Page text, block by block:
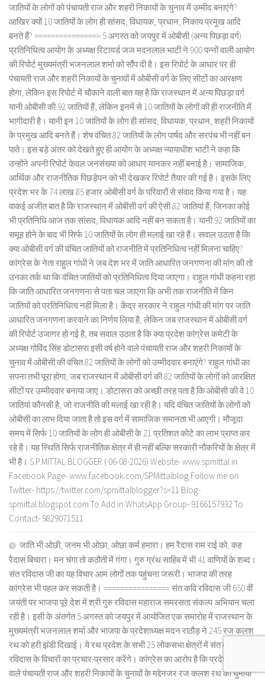
जातियों के लोगों को पंचायती राज और शहरी निकायों के चुनाव में उम्मीद बनाएंगे?
आखिर क्यों 10 जातियों के लोग ही सांसद, विधायक, प्रधान, निकाय प्रमुख आदि
बनते हैं? ================ 5 अगस्त को जयपुर में ओबीसी (अन्य पिछड़ा वर्ग)
प्रतिनिधित्व आयोग के अध्यक्ष रिटायर्ड जज मदनलाल भाटी ने 900 पन्नों वाली आयोग
की रिपोर्ट मुख्यमंत्री भजनलाल शर्मा को सौंप दी है। इस रिपोर्ट के आधार पर ही
पंचायती राज और शहरी निकायों के चुनावों में ओबीसी वर्ग के लिए सीटों का आरक्षण
होगा, लेकिन इस रिपोर्ट में चौकाने वाली बात यह है कि राजस्थान में अन्य पिछड़ा वर्ग
यानी ओबीसी की 92 जातियों हैं, लेकिन इनमें से 10 जातियों के लोगों की ही राजनीति में
भागीदारी है। यानी इन 10 जातियों के लोग ही सांसद, विधायक, प्रधान, शहरी निकायों
के प्रमुख आदि बनते हैं। शेष वंचित 82 जातियों के लोग पार्षद और सरपंच भी नहीं बन
पाते। इस बड़े अंतर को देखते हुए ही आयोग के अध्यक्ष न्यायाधीश भाटी ने कहा कि
उन्होंने अपनी रिपोर्ट केवल जनसंख्या को आधार मानकर नहीं बनाई है। सामाजिक,
आर्थिक और राजनीतिक पिछड़ेपन को भी देखकर रिपोर्ट तैयार की गई है। इसके लिए
प्रदेश भर के 74 लाख 85 हजार ओबीसी वर्ग के परिवारों से संवाद किया गया है। यह
वाकई अजीत बात है कि राजस्थान में ओबीसी वर्ग की ऐसी 82 जातियां हैं, जिनका कोई
भी प्रतिनिधि आज तक सांसद, विधायक आदि नहीं बन सकता है। यानी 92 जातियों का
समूह होने के बाद भी सिर्फ 10 जातियों के लोग ही मलाई खा रहे हैं। सवाल उठता है कि
क्या ओबीसी वर्ग की वंचित जातियों को राजनीति में प्रतिनिधित्व नहीं मिलना चाहिए?
कांग्रेस के नेता राहुल गांधी ने जब देश भर में जाति आधारित जनगणना की मांग की तो
उनका तर्क था कि वंचित जातियों को प्रतिनिधित्व दिया जाएगा। राहुल गांधी कहना रहा
कि जाति आधारित जनगणना से पता चल जाएगा कि अभी तक राजनीति में किन
जातियों को प्रतिनिधित्व नहीं मिला है। केंद्र सरकार ने राहुल गांधी की मांग पर जाति
आधारित जनगणना करवाने का निर्णय लिया है, लेकिन जब राजस्थान में ओबीसी वर्ग
की रिपोर्ट उजागर हो गई है, तब सवाल उठता है कि क्या प्रदेश कांग्रेस कमेटी के
अध्यक्ष गोविंद सिंह डोटासरा इसी वर्ष होने वाले पंचायती राज और शहरी निकायों के
चुनाव में ओबीसी की वंचित 82 जातियों के लोगों को उम्मीदवार बनाएंगे? राहुल गांधी का
सपना तभी पूरा होगा, जब राजस्थान में ओबीसी वर्ग की 82 जातियों के लोगों को आरक्षित
सीटों पर उम्मीदवार बनाया जाए। डोटासरा को अच्छी तरह पता है कि ओबीसी की वे 10
जातियां कौनसी है, जो राजनीति की मलाई खा रही है। यदि वंचित जातियों के लोगों को
ओबीसी का लाभ दिया जाता है तो इस वर्ग में सामाजिक समानता भी आएगी। मौजूदा
समय में सिर्फ 10 जातियों के लोग ही ओबीसी के 21 प्रतिशत कोटे का लाभ प्राप्त कर
रहे है। यह स्थिति सिर्फ राजनीतिक क्षेत्र में ही नहीं बल्कि सरकारी नौकरियों के क्षेत्र में
भी है। S.P.MITTAL BLOGGER ( 06-08-2026) Website- www.spmittal.in
Facebook Page- www.facebook.com/SPMittalblog Follow me on
Twitter- https://twitter.com/spmittalblogger?s=11 Blog-
spmittal.blogspot.com To Add in WhatsApp Group- 9166157932 To
Contact- 9829071511
जाति भी ओछी, जनम भी ओछा, ओछा कर्म हमारा। हम रैदास राम राई को, कह
रैदास बिचारा। मन चंगा तो कठौती में गंगा। गुरु ग्रंथ साहिब में भी 41 वाणियों के शब्द।
संत रविदास जी का यह विचार आम लोगों तक पहुंचना जरूरी। भाजपा की तरह
कांग्रेस भी पहल कर सकती है। ================ संत कवि रविदास जी 650 वीं
जयंती पर भाजपा पूरे देश में श्री गुरु रविदास महाराज समरसता संकल्प अभियान चला
रही है। इसी के अंतर्गत 5 अगस्त को जयपुर में आयोजित एक समारोह में राजस्थान के
मुख्यमंत्री भजनलाल शर्मा और भाजपा के प्रदेशाध्यक्ष मदन राठौड़ ने 245 रज कलश
रथ को हरी झंडी दिखाई। ये रथ प्रदेश के सभी 25 लोकसभा क्षेत्रों में संत कवि
रविदास के विचारों का प्रचार-प्रसार करेंगे। कांग्रेस का आरोप है कि प्रदेश में होने
वाले पंचायती राज और शहरी निकायों के चुनावों के मद्देनजर रज कलश रथ को घुमाया